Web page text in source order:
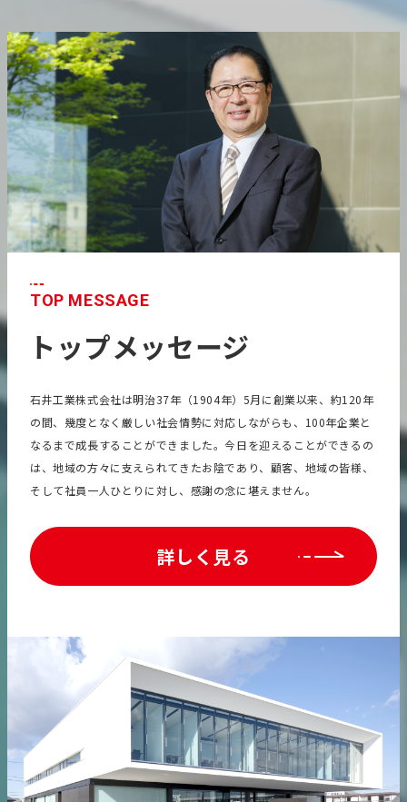
TOP MESSAGE
トップメッセージ
⽯井⼯業株式会社は明治37年（1904年）5⽉に創業以来、約120年
の間、幾度となく厳しい社会情勢に対応しながらも、100年企業と
なるまで成⻑することができました。今⽇を迎えることができるの
は、地域の⽅々に⽀えられてきたお陰であり、顧客、地域の皆様、
そして社員⼀⼈ひとりに対し、感謝の念に堪えません。
詳しく見る